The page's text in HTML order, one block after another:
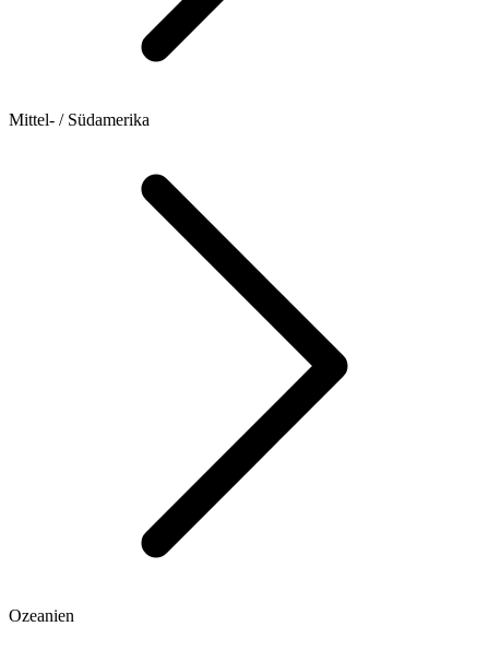
Mittel- / Südamerika
Ozeanien